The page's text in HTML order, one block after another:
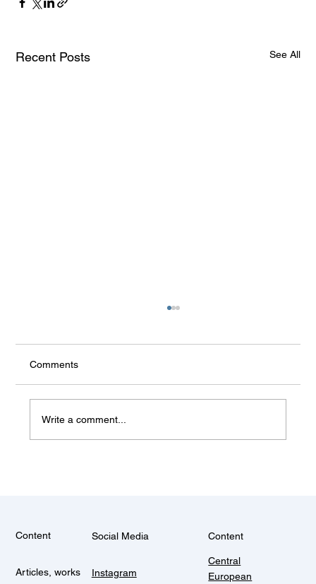
Recent Posts See All
Comments
Write a comment...
Content
Articles, works
Social Media
Instagram
Content
Central
European